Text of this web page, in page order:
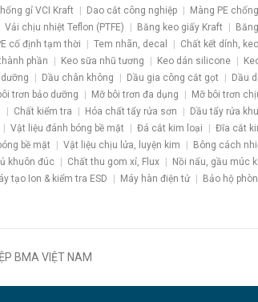
gỉ VCI Kraft Dao cắt công nghiệp Màng PE
Vải chịu nhiệt Teflon (PTFE) Băng keo giấy Kraft
cố định tạm thời Tem nhãn, decal
Chất kết dính,
phần Keo sữa nhũ tương Keo dán silicone
Dầu chân không Dầu gia công cắt gọt
Dầu
trơn bảo dưỡng Mỡ bôi trơn đa dụng
Mỡ bôi trơn
Chất kiểm tra Hóa chất tẩy rửa sơn
Dầu tẩy rửa
Vật liệu đánh bóng bề mặt Đá cắt kim loại
Đĩa cắt
bề mặt Vật liệu chịu lửa, luyện kim
Bông cách
khuôn đúc Chất thu gom xỉ, Flux
Nồi nấu, gầu múc
tạo Ion & kiểm tra ESD Máy hàn điện tử
Bảo hộ
BMA VIỆT NAM